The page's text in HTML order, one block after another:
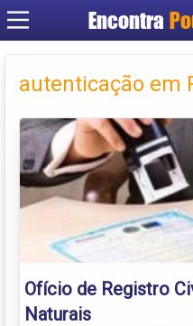
Encontra
autenticação em
Ofício de Registro
Naturais